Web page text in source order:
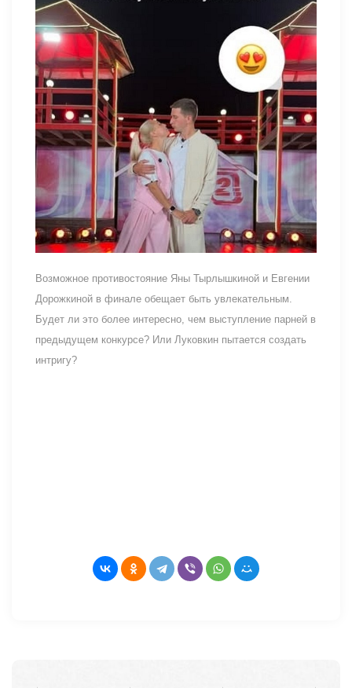
Возможное противостояние Яны Тырлышкиной и Евгении
Дорожкиной в финале обещает быть увлекательным.
Будет ли это более интересно, чем выступление парней в
предыдущем конкурсе? Или Луковкин пытается создать
интригу?